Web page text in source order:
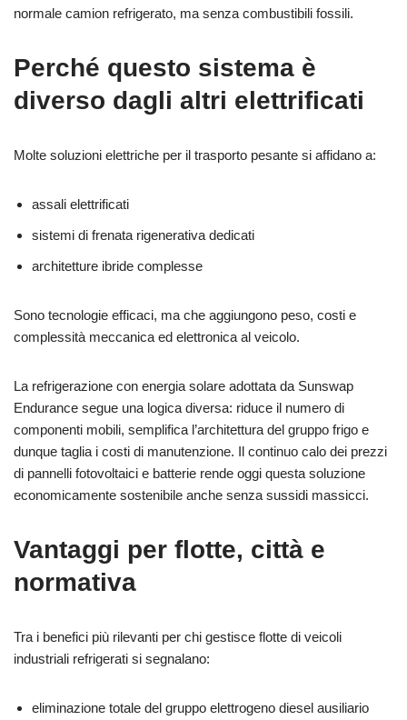
normale camion refrigerato, ma senza combustibili fossili.
Perché questo sistema è
diverso dagli altri elettrificati
Molte soluzioni elettriche per il trasporto pesante si affidano a:
assali elettrificati
sistemi di frenata rigenerativa dedicati
architetture ibride complesse
Sono tecnologie efficaci, ma che aggiungono peso, costi e
complessità meccanica ed elettronica al veicolo.
La refrigerazione con energia solare adottata da Sunswap
Endurance segue una logica diversa: riduce il numero di
componenti mobili, semplifica l’architettura del gruppo frigo e
dunque taglia i costi di manutenzione. Il continuo calo dei prezzi
di pannelli fotovoltaici e batterie rende oggi questa soluzione
economicamente sostenibile anche senza sussidi massicci.
Vantaggi per flotte, città e
normativa
Tra i benefici più rilevanti per chi gestisce flotte di veicoli
industriali refrigerati si segnalano:
eliminazione totale del gruppo elettrogeno diesel ausiliario